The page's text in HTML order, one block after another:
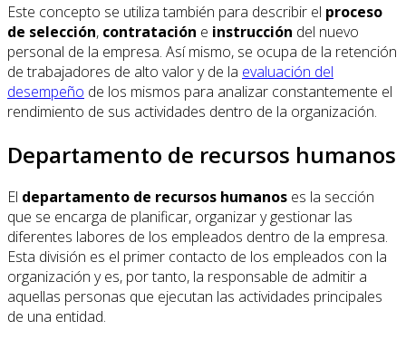
Este concepto se utiliza también para describir el proceso
de selección, contratación e instrucción del nuevo
personal de la empresa. Así mismo, se ocupa de la retención
de trabajadores de alto valor y de la evaluación del
desempeño de los mismos para analizar constantemente el
rendimiento de sus actividades dentro de la organización.
Departamento de recursos humanos
El departamento de recursos humanos es la sección
que se encarga de planificar, organizar y gestionar las
diferentes labores de los empleados dentro de la empresa.
Esta división es el primer contacto de los empleados con la
organización y es, por tanto, la responsable de admitir a
aquellas personas que ejecutan las actividades principales
de una entidad.